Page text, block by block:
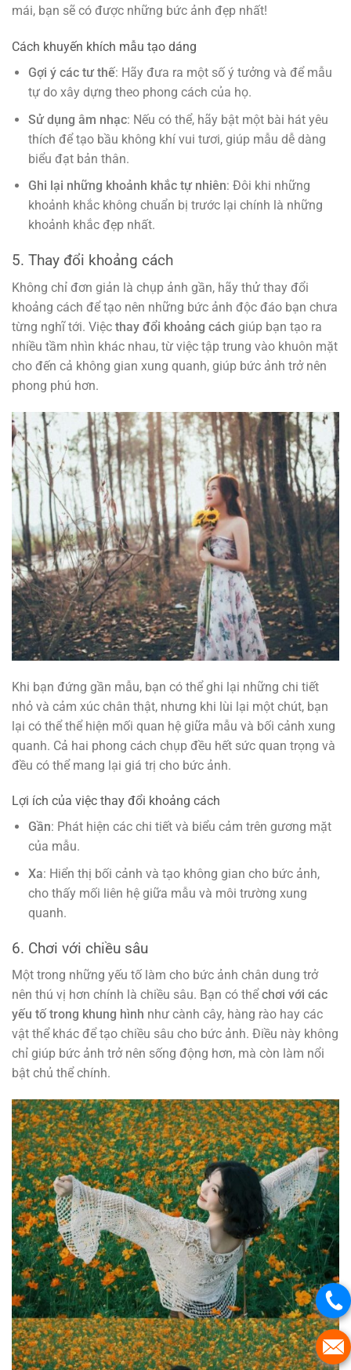
mái, bạn sẽ có được những bức ảnh đẹp nhất!
Cách khuyến khích mẫu tạo dáng
Gợi ý các tư thế: Hãy đưa ra một số ý tưởng và để mẫu
tự do xây dựng theo phong cách của họ.
Sử dụng âm nhạc: Nếu có thể, hãy bật một bài hát yêu
thích để tạo bầu không khí vui tươi, giúp mẫu dễ dàng
biểu đạt bản thân.
Ghi lại những khoảnh khắc tự nhiên: Đôi khi những
khoảnh khắc không chuẩn bị trước lại chính là những
khoảnh khắc đẹp nhất.
5. Thay đổi khoảng cách
Không chỉ đơn giản là chụp ảnh gần, hãy thử thay đổi
khoảng cách để tạo nên những bức ảnh độc đáo bạn chưa
từng nghĩ tới. Việc thay đổi khoảng cách giúp bạn tạo ra
nhiều tầm nhìn khác nhau, từ việc tập trung vào khuôn mặt
cho đến cả không gian xung quanh, giúp bức ảnh trở nên
phong phú hơn.
Khi bạn đứng gần mẫu, bạn có thể ghi lại những chi tiết
nhỏ và cảm xúc chân thật, nhưng khi lùi lại một chút, bạn
lại có thể thể hiện mối quan hệ giữa mẫu và bối cảnh xung
quanh. Cả hai phong cách chụp đều hết sức quan trọng và
đều có thể mang lại giá trị cho bức ảnh.
Lợi ích của việc thay đổi khoảng cách
Gần: Phát hiện các chi tiết và biểu cảm trên gương mặt
của mẫu.
Xa: Hiển thị bối cảnh và tạo không gian cho bức ảnh,
cho thấy mối liên hệ giữa mẫu và môi trường xung
quanh.
6. Chơi với chiều sâu
Một trong những yếu tố làm cho bức ảnh chân dung trở
nên thú vị hơn chính là chiều sâu. Bạn có thể chơi với các
yếu tố trong khung hình như cành cây, hàng rào hay các
vật thể khác để tạo chiều sâu cho bức ảnh. Điều này không
chỉ giúp bức ảnh trở nên sống động hơn, mà còn làm nổi
bật chủ thể chính.